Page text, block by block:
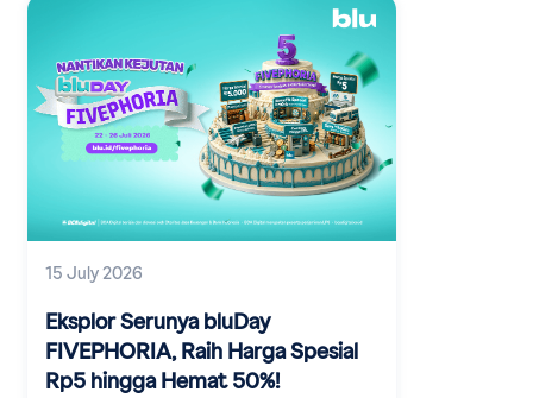
15 July 2026
Eksplor Serunya bluDay
FIVEPHORIA, Raih Harga Spesial
Rp5 hingga Hemat 50%!